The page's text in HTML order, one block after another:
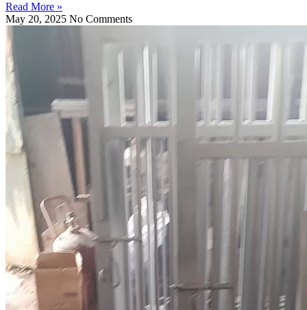
Read More »
May 20, 2025 No Comments